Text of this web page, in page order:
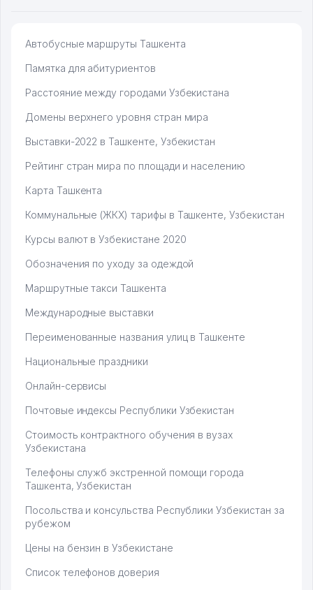
Автобусные маршруты Ташкента
Памятка для абитуриентов
Расстояние между городами Узбекистана
Домены верхнего уровня стран мира
Выставки-2022 в Ташкенте, Узбекистан
Рейтинг стран мира по площади и населению
Карта Ташкента
Коммунальные (ЖКХ) тарифы в Ташкенте, Узбекистан
Курсы валют в Узбекистане 2020
Обозначения по уходу за одеждой
Маршрутные такси Ташкента
Международные выставки
Переименованные названия улиц в Ташкенте
Национальные праздники
Онлайн-сервисы
Почтовые индексы Республики Узбекистан
Стоимость контрактного обучения в вузах
Узбекистана
Телефоны служб экстренной помощи города
Ташкента, Узбекистан
Посольства и консульства Республики Узбекистан за
рубежом
Цены на бензин в Узбекистане
Список телефонов доверия